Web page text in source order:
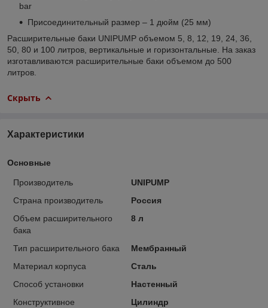
bar
Присоединительный размер – 1 дюйм (25 мм)
Расширительные баки UNIPUMP объемом 5, 8, 12, 19, 24, 36,
50, 80 и 100 литров, вертикальные и горизонтальные. На заказ
изготавливаются расширительные баки объемом до 500
литров.
Скрыть
Характеристики
Основные
Производитель
UNIPUMP
Страна производитель
Россия
Объем расширительного
бака
8 л
Тип расширительного бака
Мембранный
Материал корпуса
Сталь
Способ установки
Настенный
Конструктивное
Цилиндр